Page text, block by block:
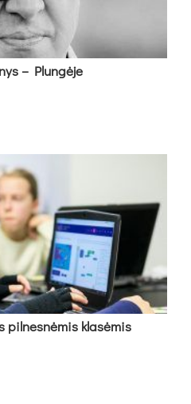
– Plun­gė­je
pil­nes­nė­mis kla­sė­mis